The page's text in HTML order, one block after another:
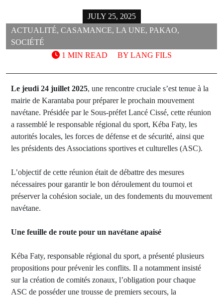
JULY 25, 2025
ACTUALITÉ, CASAMANCE, LA UNE, PAKAO,
SOCIÉTÉ
BY LANG FILS
1 MIN READ
Le jeudi 24 juillet 2025, une rencontre cruciale s’est tenue à la
mairie de Karantaba pour préparer le prochain mouvement
navétane. Présidée par le Sous-préfet Lancé Cissé, cette réunion
a rassemblé le responsable régional du sport, Kéba Faty, les
autorités locales, les forces de défense et de sécurité, ainsi que
les présidents des Associations sportives et culturelles (ASC).
L’objectif de cette réunion était de débattre des mesures
nécessaires pour garantir le bon déroulement du tournoi et
préserver la cohésion sociale, un des fondements du mouvement
navétane.
Une feuille de route pour un navétane apaisé
Kéba Faty, responsable régional du sport, a présenté plusieurs
propositions pour prévenir les conflits. Il a notamment insisté
sur la création de comités zonaux, l’obligation pour chaque
ASC de posséder une trousse de premiers secours, la